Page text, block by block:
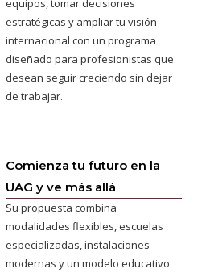
equipos, tomar decisiones
estratégicas y ampliar tu visión
internacional con un programa
diseñado para profesionistas que
desean seguir creciendo sin dejar
de trabajar.
Comienza tu futuro en la
UAG y ve más allá
Su propuesta combina
modalidades flexibles, escuelas
especializadas, instalaciones
modernas y un modelo educativo